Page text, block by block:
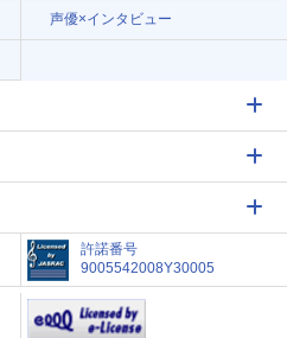
声優×インタビュー
許諾番号
9005542008Y30005